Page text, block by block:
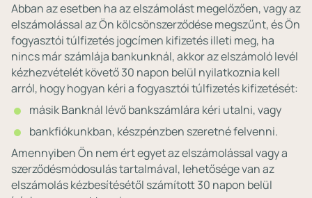
Abban az esetben ha az elszámolást megelőzően, vagy az
elszámolással az Ön kölcsönszerződése megszűnt, és Ön
fogyasztói túlfizetés jogcímen kifizetés illeti meg, ha
nincs már számlája bankunknál, akkor az elszámoló levél
kézhezvételét követő 30 napon belül nyilatkoznia kell
arról, hogy hogyan kéri a fogyasztói túlfizetés kifizetését:
másik Banknál lévő bankszámlára kéri utalni, vagy
bankfiókunkban, készpénzben szeretné felvenni.
Amennyiben Ön nem ért egyet az elszámolással vagy a
szerződésmódosulás tartalmával, lehetősége van az
elszámolás kézbesítésétől számított 30 napon belül